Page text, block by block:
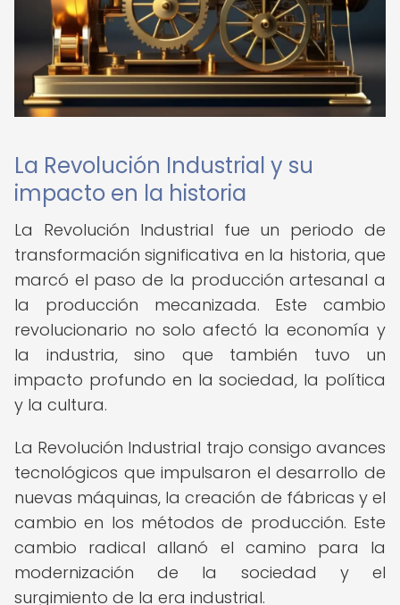
La Revolución Industrial y su
impacto en la historia
La Revolución Industrial fue un periodo de
transformación significativa en la historia, que
marcó el paso de la producción artesanal a
la producción mecanizada. Este cambio
revolucionario no solo afectó la economía y
la industria, sino que también tuvo un
impacto profundo en la sociedad, la política
y la cultura.
La Revolución Industrial trajo consigo avances
tecnológicos que impulsaron el desarrollo de
nuevas máquinas, la creación de fábricas y el
cambio en los métodos de producción. Este
cambio radical allanó el camino para la
modernización de la sociedad y el
surgimiento de la era industrial.